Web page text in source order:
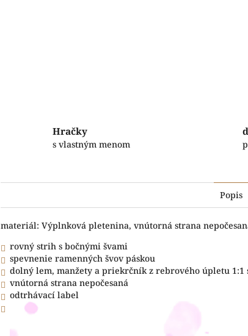
Hračky
s vlastným menom
Popis
materiál: Výplnková pletenina, vnútorná strana
rovný strih s bočnými švami
spevnenie ramenných švov páskou
dolný lem, manžety a priekrčník z rebrového úpletu 1:1
vnútorná strana nepočesaná
odtrhávací label